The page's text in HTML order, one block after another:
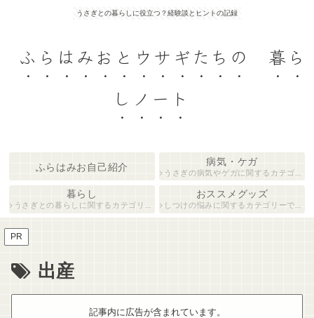
うさぎとの暮らしに役立つ？経験談とヒントの記録
ふらはみおとウサギたちの 暮ら
しノート
ふらはみお自己紹介
病気・ケガ
うさぎの病気やゲガに関するカテゴリーです。
暮らし
うさぎとの暮らしに関するカテゴリーです。
おススメグッズ
しつけの悩みに関するカテゴリーです。
PR
出産
記事内に広告が含まれています。